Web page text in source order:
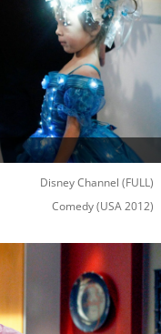
Disney Channel (FULL)
Comedy(USA 2012)